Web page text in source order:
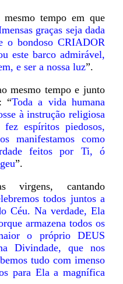
tempo em que
graças seja dada
o bondoso CRIADOR
este barco admirável,
e ser a nossa luz”.
mesmo tempo e junto
“Toda a vida humana
à instrução religiosa
espíritos piedosos,
manifestamos como
feitos por Ti, ó
”.
virgens, cantando
todos juntos a
Céu. Na verdade, Ela
armazena todos os
o próprio DEUS
Divindade, que nos
tudo com imenso
para Ela a magnífica